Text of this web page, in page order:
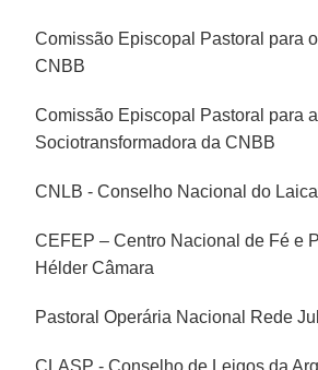
Comissão Episcopal Pastoral para
CNBB
Comissão Episcopal Pastoral para
Sociotransformadora da CNBB
CNLB - Conselho Nacional do
CEFEP – Centro Nacional de Fé e
Hélder Câmara
Pastoral Operária Nacional Rede
CLASP - Conselho de Leigos da